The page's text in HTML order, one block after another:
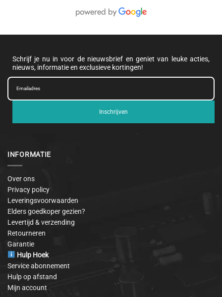
Schrijf je nu in voor de nieuwsbrief en geniet van leuke acties,
nieuws, informatie en exclusieve kortingen!
Inschrijven
INFORMATIE
Over ons
Privacy policy
Leveringsvoorwaarden
Elders goedkoper gezien?
Levertijd & verzending
Retourneren
Garantie
Hulp Hoek
Service abonnement
Hulp op afstand
Mijn account